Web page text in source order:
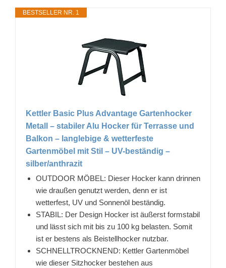
BESTSELLER NR. 1
Kettler Basic Plus Advantage Gartenhocker
Metall – stabiler Alu Hocker für Terrasse und
Balkon – langlebige & wetterfeste
Gartenmöbel mit Stil – UV-beständig –
silber/anthrazit
OUTDOOR MÖBEL: Dieser Hocker kann drinnen
wie draußen genutzt werden, denn er ist
wetterfest, UV und Sonnenöl beständig.
STABIL: Der Design Hocker ist äußerst formstabil
und lässt sich mit bis zu 100 kg belasten. Somit
ist er bestens als Beistellhocker nutzbar.
SCHNELLTROCKNEND: Kettler Gartenmöbel
wie dieser Sitzhocker bestehen aus